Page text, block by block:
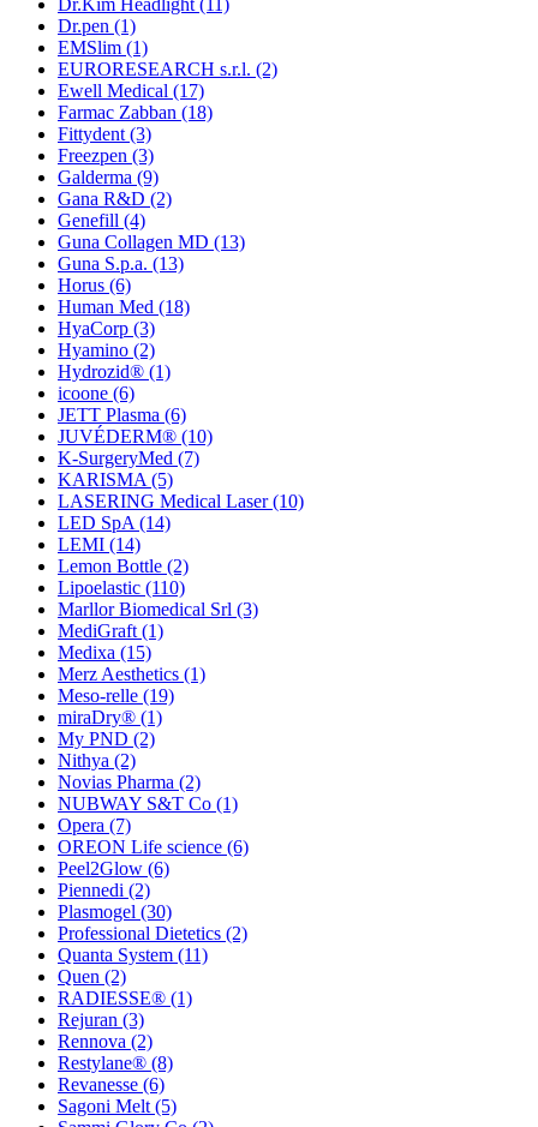
Dr.pen (1)
EMSlim (1)
EURORESEARCH s.r.l. (2)
Ewell Medical (17)
Farmac Zabban (18)
Fittydent (3)
Freezpen (3)
Galderma (9)
Gana R&D (2)
Genefill (4)
Guna Collagen MD (13)
Guna S.p.a. (13)
Horus (6)
Human Med (18)
HyaCorp (3)
Hyamino (2)
Hydrozid® (1)
icoone (6)
JETT Plasma (6)
JUVÉDERM® (10)
K-SurgeryMed (7)
KARISMA (5)
LASERING Medical Laser(10)
LED SpA (14)
LEMI (14)
Lemon Bottle (2)
Lipoelastic (110)
Marllor Biomedical Srl (3)
MediGraft (1)
Medixa (15)
Merz Aesthetics (1)
Meso-relle (19)
miraDry® (1)
My PND (2)
Nithya (2)
Novias Pharma (2)
NUBWAY S&T Co (1)
Opera (7)
OREON Life science (6)
Peel2Glow (6)
Piennedi (2)
Plasmogel (30)
Professional Dietetics (2)
Quanta System (11)
Quen (2)
RADIESSE® (1)
Rejuran (3)
Rennova (2)
Restylane® (8)
Revanesse (6)
Sagoni Melt (5)